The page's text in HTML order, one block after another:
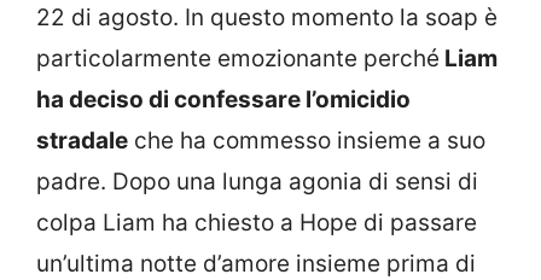
22 di agosto. In questo momento la soap è
particolarmente emozionante perché Liam
ha deciso di confessare l’omicidio
stradale che ha commesso insieme a suo
padre. Dopo una lunga agonia di sensi di
colpa Liam ha chiesto a Hope di passare
un’ultima notte d’amore insieme prima di